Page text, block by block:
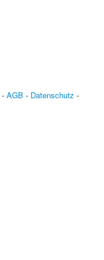
- AGB - Datenschutz -